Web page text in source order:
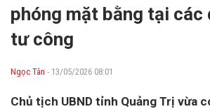
phóng mặt bằng tại các
tư công
Ngọc Tân - 13/05/2026 08:01
Chủ tịch UBND tỉnh Quảng Trị vừa